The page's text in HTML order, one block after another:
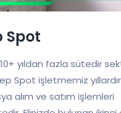
Spot
yıldan fazla sütedir
Spot işletmemiz
alım ve satım işlemleri